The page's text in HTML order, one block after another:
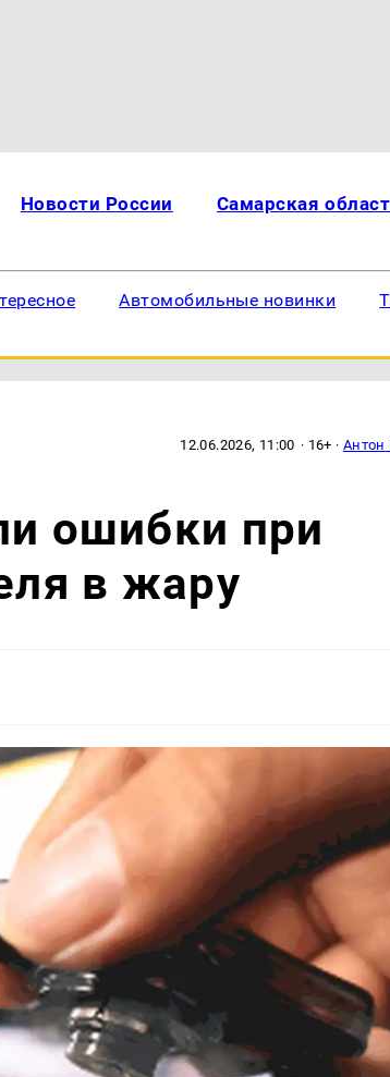
Новости России Самарская
Автомобильные новинки
12.06.2026, 11:00 · 16+ · Антон
ошибки при
в жару